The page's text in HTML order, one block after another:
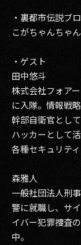
・裏都市伝説ブ
こがちゃんちゃん
・ゲスト
田中悠斗
株式会社フォア
に入隊。情報戦
幹部自衛官とし
ハッカーとして
各種セキュリテ
森雅人
一般社団法人刑
警に就職し、サ
イバー犯罪捜査
中。